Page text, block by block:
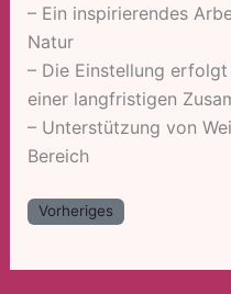
– Ein inspirierendes
Natur
– Die Einstellung
einer langfristigen
– Unterstützung von
Bereich
Vorheriges